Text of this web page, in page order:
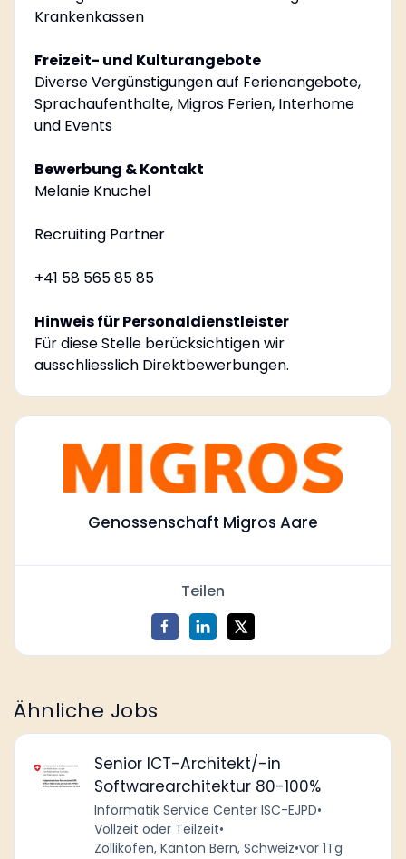
Krankenkassen
Freizeit- und Kulturangebote
Diverse Vergünstigungen auf Ferienangebote,
Sprachaufenthalte, Migros Ferien, Interhome
und Events
Bewerbung & Kontakt
Melanie Knuchel
Recruiting Partner
+41 58 565 85 85
Hinweis für Personaldienstleister
Für diese Stelle berücksichtigen wir
ausschliesslich Direktbewerbungen.
Genossenschaft Migros Aare
Teilen
Ähnliche Jobs
Senior ICT-Architekt/-in
Softwarearchitektur 80-100%
Informatik Service Center ISC-EJPD•
Vollzeit oder Teilzeit•
Zollikofen, Kanton Bern, Schweiz•vor 1Tg